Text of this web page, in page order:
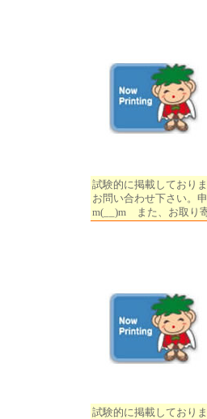
試験的に掲載しており
お問い合わせ下さい。
m(__)m また、お取り
試験的に掲載しており